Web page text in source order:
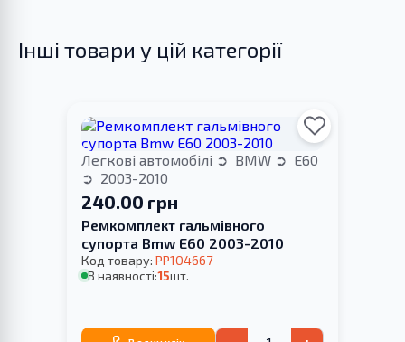
Інші товари у цій категорії
Легкові автомобілі BMW
E60
2003-2010
240.00 грн
Ремкомплект гальмівного
супорта Bmw E60 2003-2010
Код товару: PP104667
В наявності:15шт.